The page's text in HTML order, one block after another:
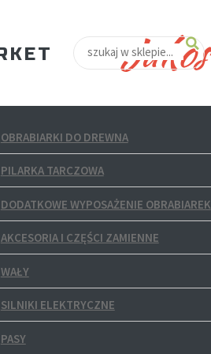
OBRABIARKI DO DREWNA
PILARKA TARCZOWA
DODATKOWE WYPOSAŻENIE OBRABIAREK
AKCESORIA I CZĘŚCI ZAMIENNE
WAŁY
SILNIKI ELEKTRYCZNE
PASY